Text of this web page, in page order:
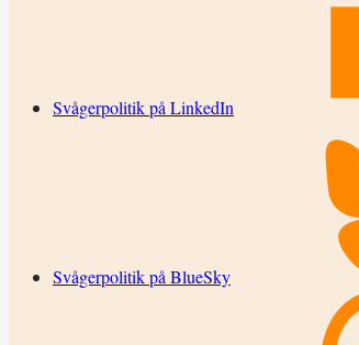
Svågerpolitik på LinkedIn
Svågerpolitik på BlueSky